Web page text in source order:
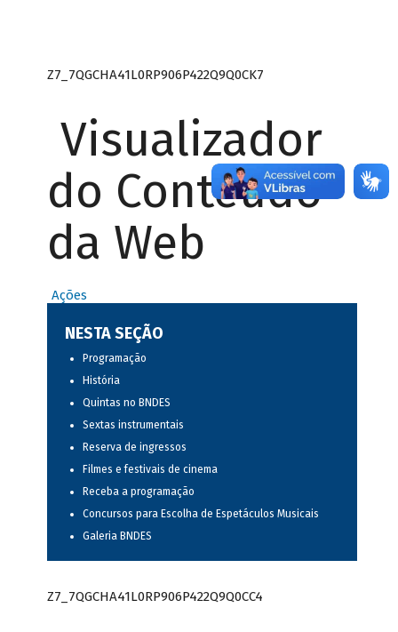
Z7_7QGCHA41L0RP906P422Q9Q0CK7
Visualizador
do Conteúdo
da Web
Ações
NESTA SEÇÃO
Programação
História
Quintas no BNDES
Sextas instrumentais
Reserva de ingressos
Filmes e festivais de cinema
Receba a programação
Concursos para Escolha de Espetáculos Musicais
Galeria BNDES
Z7_7QGCHA41L0RP906P422Q9Q0CC4